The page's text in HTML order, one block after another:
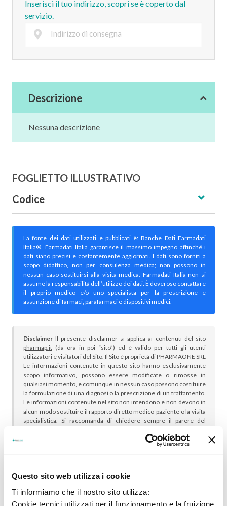
Questo sito web utilizza i cookie
Ti informiamo che il nostro sito utilizza:
Cookie tecnici utilizzati per il funzionamento e la fruizione
Inserisci il tuo indirizzo, scopri se è coperto dal
servizio.
Descrizione
Nessuna descrizione
FOGLIETTO ILLUSTRATIVO
Codice
La fonte dei dati utilizzati e pubblicati è: Banche Dati Farmadati
Italia®. Farmadati Italia garantisce il massimo impegno affinché i
dati siano precisi e costantemente aggiornati. I dati sono forniti a
scopo didattico, non per consulenza medica; non possono in
nessun caso sostituirsi alla visita medica. Farmadati Italia non si
assume la responsabilità dell’utilizzo dei dati. È doveroso contattare
il proprio medico e/o uno specialista per la prescrizione e
assunzione di farmaci, parafarmaci e dispositivi medici.
Disclaimer Il presente disclaimer si applica ai contenuti del sito
pharmap.it (da ora in poi “sito”) ed è valido per tutti gli utenti
utilizzatori e visitatori del Sito. Il Sito è proprietà di PHARMAONE SRL
Le informazioni contenute in questo sito hanno esclusivamente
scopo informativo, possono essere modificate o rimosse in
qualsiasi momento, e comunque in nessun caso possono costituire
la formulazione di una diagnosi o la prescrizione di un trattamento.
Le informazioni contenute nel sito non intendono e non devono in
alcun modo sostituire il rapporto diretto medico-paziente o la visita
specialistica. Si raccomanda di chiedere sempre il parere del
indicazione riportata. Se si hanno dubbi o quesiti sull’uso di un
medicinale è necessario consultare il proprio medico.